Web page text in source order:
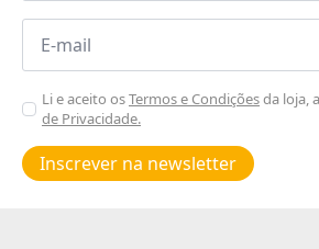
Email
Aceitar
Poiticas
de
privacidade
Li e aceito osTermos e Condiçõesda loja,
de Privacidade.
Inscrever na newsletter